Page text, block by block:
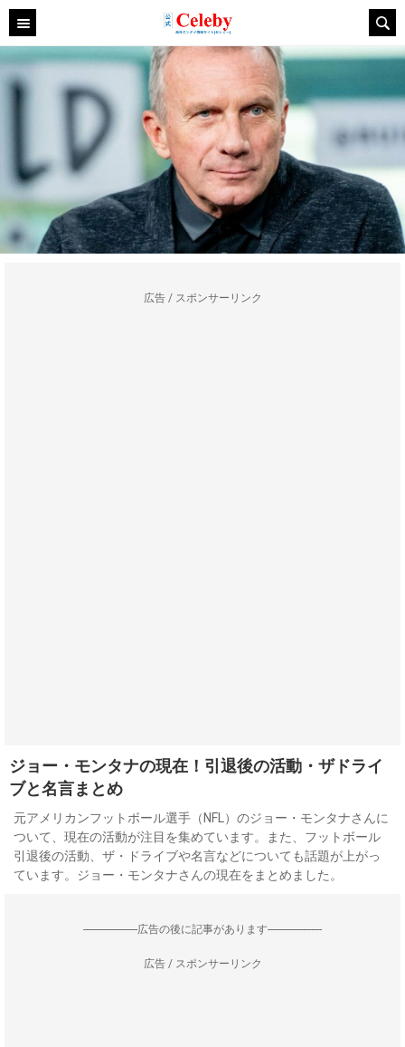
広告 / スポンサーリンク
ジョー・モンタナの現在！引退後の活動・ザドライ
ブと名言まとめ
元アメリカンフットボール選手（NFL）のジョー・モンタナさんに
ついて、現在の活動が注目を集めています。また、フットボール
引退後の活動、ザ・ドライブや名言などについても話題が上がっ
ています。ジョー・モンタナさんの現在をまとめました。
--------------------広告の後に記事があります--------------------
広告 / スポンサーリンク